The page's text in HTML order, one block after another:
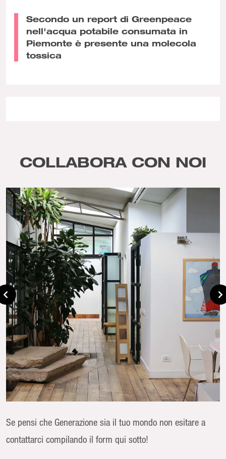
Secondo un report di Greenpeace
nell'acqua potabile consumata in
Piemonte è presente una molecola
tossica
COLLABORA CON NOI
Se pensi che Generazione sia il tuo mondo non esitare a
contattarci compilando il form qui sotto!